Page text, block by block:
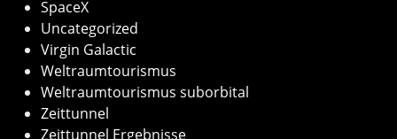
SpaceX
Uncategorized
Virgin Galactic
Weltraumtourismus
Weltraumtourismus suborbital
Zeittunnel
Zeittunnel Ergebnisse